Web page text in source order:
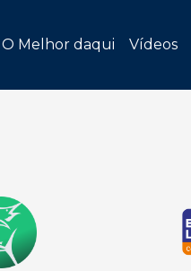
O Melhor daqui Vídeos